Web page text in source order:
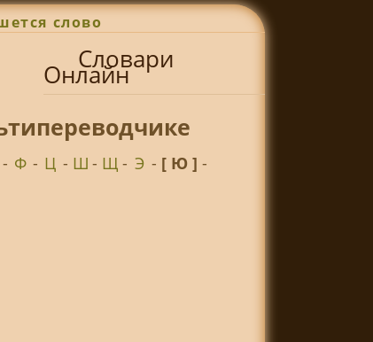
слово
Словари
Онлайн
- Ф - Ц - Ш - Щ- Э - [ Ю ]-